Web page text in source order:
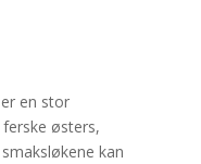
en stor
østers,
kan